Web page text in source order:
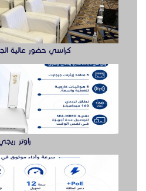
كراسي حضور عالية
راوتر